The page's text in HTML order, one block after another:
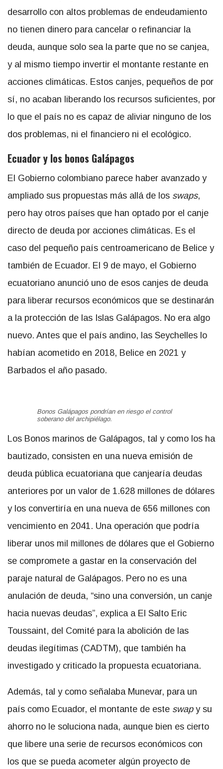
desarrollo con altos problemas de endeudamiento
no tienen dinero para cancelar o refinanciar la
deuda, aunque solo sea la parte que no se canjea,
y al mismo tiempo invertir el montante restante en
acciones climáticas. Estos canjes, pequeños de por
sí, no acaban liberando los recursos suficientes, por
lo que el país no es capaz de aliviar ninguno de los
dos problemas, ni el financiero ni el ecológico.
Ecuador y los bonos Galápagos
El Gobierno colombiano parece haber avanzado y
ampliado sus propuestas más allá de los swaps,
pero hay otros países que han optado por el canje
directo de deuda por acciones climáticas. Es el
caso del pequeño país centroamericano de Belice y
también de Ecuador. El 9 de mayo, el Gobierno
ecuatoriano anunció uno de esos canjes de deuda
para liberar recursos económicos que se destinarán
a la protección de las Islas Galápagos. No era algo
nuevo. Antes que el país andino, las Seychelles lo
habían acometido en 2018, Belice en 2021 y
Barbados el año pasado.
Bonos Galápagos pondrían en riesgo el control
soberano del archipiélago.
Los Bonos marinos de Galápagos, tal y como los ha
bautizado, consisten en una nueva emisión de
deuda pública ecuatoriana que canjearía deudas
anteriores por un valor de 1.628 millones de dólares
y los convertiría en una nueva de 656 millones con
vencimiento en 2041. Una operación que podría
liberar unos mil millones de dólares que el Gobierno
se compromete a gastar en la conservación del
paraje natural de Galápagos. Pero no es una
anulación de deuda, “sino una conversión, un canje
hacia nuevas deudas”, explica a El Salto Eric
Toussaint, del Comité para la abolición de las
deudas ilegítimas (CADTM), que también ha
investigado y criticado la propuesta ecuatoriana.
Además, tal y como señalaba Munevar, para un
país como Ecuador, el montante de este swapy su
ahorro no le soluciona nada, aunque bien es cierto
que libere una serie de recursos económicos con
los que se pueda acometer algún proyecto de